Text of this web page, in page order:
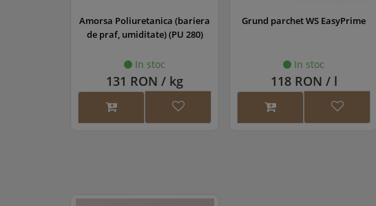
Amorsa Poliuretanica (bariera
de praf, umiditate) (PU 280)
In stoc
131 RON / kg
Grund parchet WS EasyPrime
In stoc
118 RON / l